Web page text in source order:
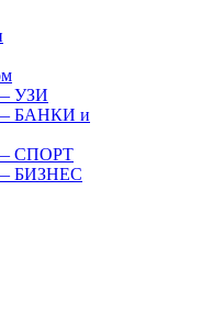
УЗИ
— БАНКИ и
— СПОРТ
— БИЗНЕС